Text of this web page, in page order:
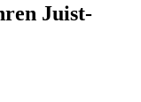
Juist-